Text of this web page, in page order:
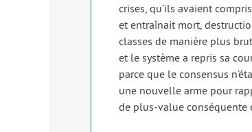
crises, qu’ils avaient
et entraî­nait mort,
classes de manière plus
et le sys­tème a repris sa
parce que le consen­sus
une nou­velle arme pour
de plus-value consé­quente